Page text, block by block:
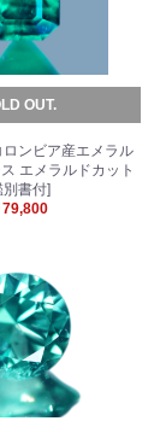
OUT.
ロンビア産エメラル
エメラルドカット
別書付]
79,800